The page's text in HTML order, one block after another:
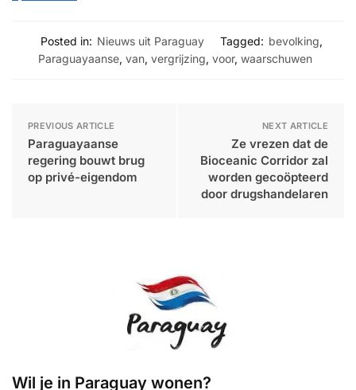
Posted in: Nieuws uit Paraguay Tagged: bevolking,
Paraguayaanse, van, vergrijzing, voor, waarschuwen
PREVIOUS ARTICLE
Paraguayaanse
regering bouwt brug
op privé-eigendom
NEXT ARTICLE
Ze vrezen dat de
Bioceanic Corridor zal
worden gecoöpteerd
door drugshandelaren
Wil je in Paraguay wonen?